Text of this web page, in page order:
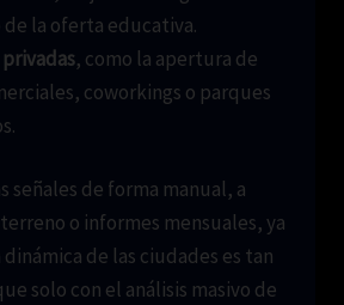
la oferta educativa.
, como la apertura de
coworkings o parques
señales de forma manual, a
o informes mensuales, ya
de las ciudades es tan
solo con el análisis masivo de